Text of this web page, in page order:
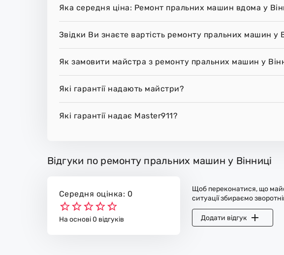
Яка середня ціна: Ремонт пральних машин вдома у
Звідки Ви знаєте вартість ремонту пральних машин у
Як замовити майстра з ремонту пральних машин у
Які гарантії надають майстри?
Які гарантії надає Master911?
Відгуки по ремонту пральних машин у Вінниці
Середня оцінка: 0
На основі 0 відгуків
Щоб переконатися, що
ситуації збираємо
Додати відгук